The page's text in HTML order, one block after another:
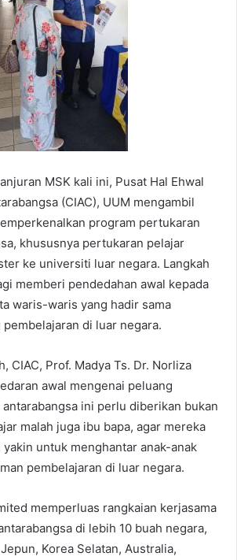
MSK kali ini, Pusat Hal Ehwal
(CIAC), UUM mengambil
program pertukaran
khususnya pertukaran pelajar
ke universiti luar negara. Langkah
memberi pendedahan awal kepada
waris-waris yang hadir sama
di luar negara.
CIAC, Prof. Madya Ts. Dr. Norliza
awal mengenai peluang
ini perlu diberikan bukan
malah juga ibu bapa, agar mereka
untuk menghantar anak-anak
pembelajaran di luar negara.
memperluas rangkaian kerjasama
di lebih 10 buah negara,
Korea Selatan, Australia,